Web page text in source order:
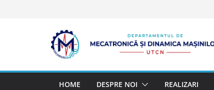
HOME DESPRE NOI REALIZARI